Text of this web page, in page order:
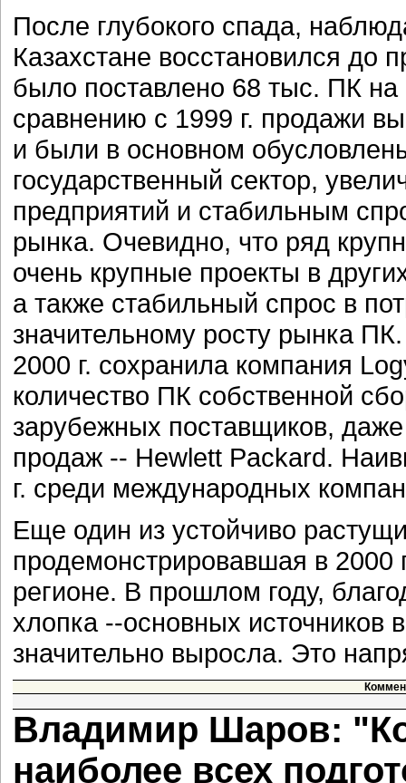
После глубокого спада,
Казахстане восстановился до
было поставлено 68 тыс. ПК
сравнению с 1999 г. продажи
и были в основном
государственный сектор,
предприятий и стабильным
рынка. Очевидно, что ряд
очень крупные проекты в
а также стабильный спрос в
значительному росту рынка
2000 г. сохранила компания
количество ПК собственной
зарубежных поставщиков,
продаж -- Hewlett Packard.
г. среди международных
Еще один из устойчиво
продемонстрировавшая в
регионе. В прошлом году,
хлопка --основных источников
значительно выросла. Это
Владимир Шаров:
наиболее всех